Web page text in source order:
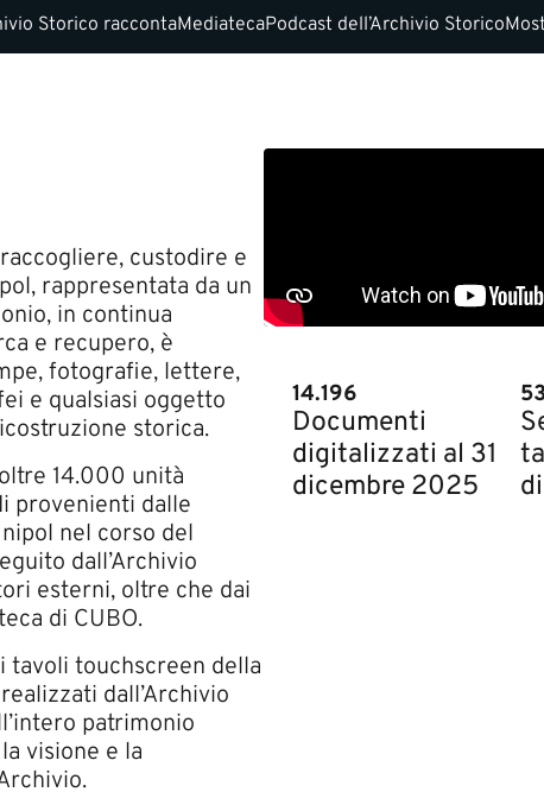
Storico raccontaMediatecaPodcast dell’Archivio Storico
custodire e
rappresentata da un
in continua
e recupero, è
fotografie, lettere,
e qualsiasi oggetto
storica.
14.000 unità
provenienti dalle
nel corso del
dall’Archivio
esterni, oltre che dai
di CUBO.
tavoli touchscreen della
dall’Archivio
patrimonio
visione e la
14.196
Documenti
digitalizzati al 31
dicembre 2025